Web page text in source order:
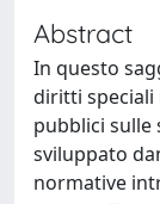
Abstract
In questo
diritti speciali
pubblici sulle
sviluppato
normative